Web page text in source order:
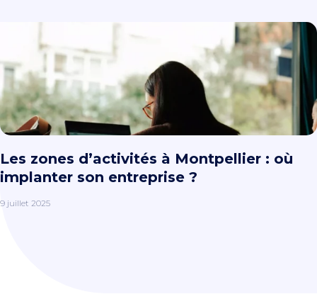
Les zones d’activités à Montpellier : où
implanter son entreprise ?
9 juillet 2025